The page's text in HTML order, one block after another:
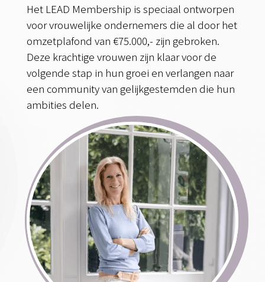
Het LEAD Membership is speciaal ontworpen
voor vrouwelijke ondernemers die al door het
omzetplafond van €75.000,- zijn gebroken.
Deze krachtige vrouwen zijn klaar voor de
volgende stap in hun groei en verlangen naar
een community van gelijkgestemden die hun
ambities delen.